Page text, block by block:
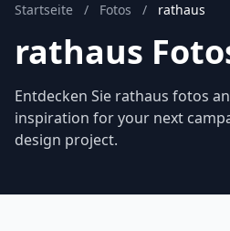
Startseite / Fotos / rathaus
rathaus
Entdecken Sie rathaus fotos
inspiration for your next
design project.